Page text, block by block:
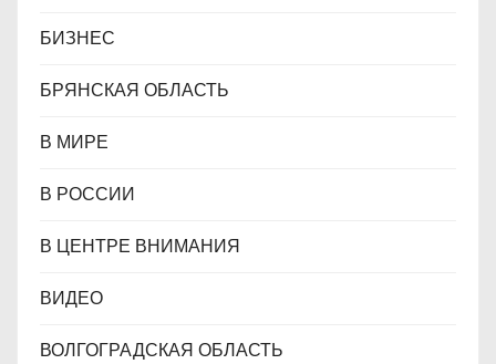
БИЗНЕС
БРЯНСКАЯ ОБЛАСТЬ
В МИРЕ
В РОССИИ
В ЦЕНТРЕ ВНИМАНИЯ
ВИДЕО
ВОЛГОГРАДСКАЯ ОБЛАСТЬ